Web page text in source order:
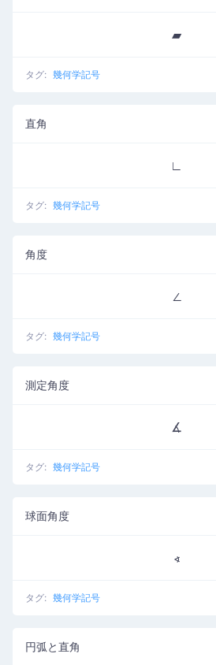
▰
タグ: 幾何学記号
直角
∟
タグ: 幾何学記号
角度
∠
タグ: 幾何学記号
測定角度
∡
タグ: 幾何学記号
球面角度
∢
タグ: 幾何学記号
円弧と直角